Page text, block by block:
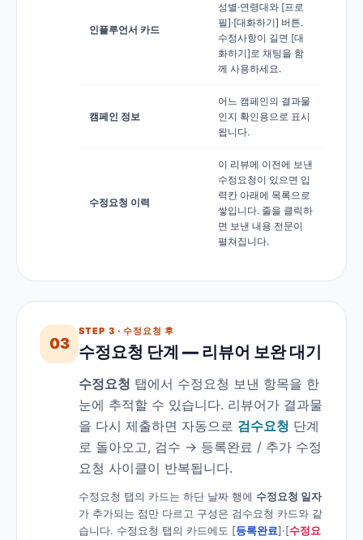
인플루언서 카드
성별·연령대와 [프로
필]·[대화하기] 버튼.
수정사항이 길면 [대
화하기]로 채팅을 함
께 사용하세요.
캠페인 정보
어느 캠페인의 결과물
인지 확인용으로 표시
됩니다.
수정요청 이력
이 리뷰에 이전에 보낸
수정요청이 있으면 입
력칸 아래에 목록으로
쌓입니다. 줄을 클릭하
면 보낸 내용 전문이
펼쳐집니다.
03
STEP 3 · 수정요청 후
수정요청 단계 — 리뷰어 보완 대기
수정요청 탭에서 수정요청 보낸 항목을 한
눈에 추적할 수 있습니다. 리뷰어가 결과물
을 다시 제출하면 자동으로 검수요청 단계
로 돌아오고, 검수 → 등록완료 / 추가 수정
요청 사이클이 반복됩니다.
수정요청 탭의 카드는 하단 날짜 행에 수정요청 일자
가 추가되는 점만 다르고 구성은 검수요청 카드와 같
습니다. 수정요청 탭의 카드에도 [등록완료]·[수정요